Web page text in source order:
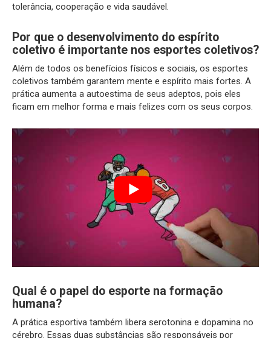
tolerância, cooperação e vida saudável.
Por que o desenvolvimento do espírito
coletivo é importante nos esportes coletivos?
Além de todos os benefícios físicos e sociais, os esportes
coletivos também garantem mente e espírito mais fortes. A
prática aumenta a autoestima de seus adeptos, pois eles
ficam em melhor forma e mais felizes com os seus corpos.
Qual é o papel do esporte na formação
humana?
A prática esportiva também libera serotonina e dopamina no
cérebro. Essas duas substâncias são responsáveis por